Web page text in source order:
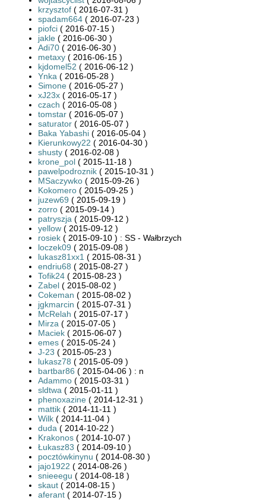
krzysztof ( 2016-07-31 )
spadam664 ( 2016-07-23 )
piofci ( 2016-07-15 )
jakle ( 2016-06-30 )
Adi70 ( 2016-06-30 )
metaxy ( 2016-06-15 )
kjdomel52 ( 2016-06-12 )
Ynka ( 2016-05-28 )
Simone ( 2016-05-27 )
xJ23x ( 2016-05-17 )
czach ( 2016-05-08 )
tomstar ( 2016-05-07 )
saturator ( 2016-05-07 )
Baka Yabashi ( 2016-05-04 )
Kierunkowy22 ( 2016-04-30 )
shusty ( 2016-02-08 )
krone_pol ( 2015-11-18 )
pawelpodroznik ( 2015-10-31 )
MSaczywko ( 2015-09-26 )
Kokomero ( 2015-09-25 )
juzew69 ( 2015-09-19 )
zorro ( 2015-09-14 )
patryszja ( 2015-09-12 )
yellow ( 2015-09-12 )
rosiek ( 2015-09-10 ) : SS - Wałbrzych
loczek09 ( 2015-09-08 )
lukasz81xx1 ( 2015-08-31 )
endriu68 ( 2015-08-27 )
Tofik24 ( 2015-08-23 )
Zabel ( 2015-08-02 )
Cokeman ( 2015-08-02 )
jgkmarcin ( 2015-07-31 )
McRelah ( 2015-07-17 )
Mirza ( 2015-07-05 )
Maciek ( 2015-06-07 )
emes ( 2015-05-24 )
J-23 ( 2015-05-23 )
lukasz78 ( 2015-05-09 )
bartbar86 ( 2015-04-06 ) : n
Adammo ( 2015-03-31 )
sldtwa ( 2015-01-11 )
phenoxazine ( 2014-12-31 )
mattik ( 2014-11-11 )
Wilk ( 2014-11-04 )
duda ( 2014-10-22 )
Krakonos ( 2014-10-07 )
Łukasz83 ( 2014-09-10 )
pocztówkinynu ( 2014-08-30 )
jajo1922 ( 2014-08-26 )
snieeegu ( 2014-08-18 )
skaut ( 2014-08-15 )
aferant ( 2014-07-15 )